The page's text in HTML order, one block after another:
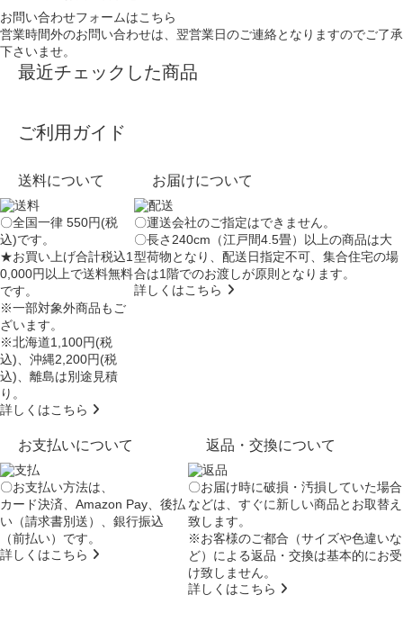
お問い合わせフォームはこちら
営業時間外のお問い合わせは、翌営業日のご連絡となりますのでご了承
下さいませ。
最近チェックした商品
ご利用ガイド
送料について
〇全国一律 550円(税
込)です。
★お買い上げ合計税込1
0,000円以上で送料無料
です。
※一部対象外商品もご
ざいます。
※北海道1,100円(税
込)、沖縄2,200円(税
込)、離島は別途見積
り。
詳しくはこちら
お届けについて
〇運送会社のご指定はできません。
〇長さ240cm（江戸間4.5畳）以上の商品は大
型荷物となり、配送日指定不可、集合住宅の場
合は1階でのお渡しが原則となります。
詳しくはこちら
お支払いについて
〇お支払い方法は、
カード決済、Amazon Pay、後払
い（請求書別送）、銀行振込
（前払い）です。
詳しくはこちら
返品・交換について
〇お届け時に破損・汚損していた場合
などは、すぐに新しい商品とお取替え
致します。
※お客様のご都合（サイズや色違いな
ど）による返品・交換は基本的にお受
け致しません。
詳しくはこちら